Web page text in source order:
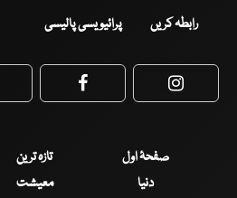
رابطہ کریں پرائیویسی پالیسی
Facebook
صفحۂ اول تازہ ترین
دنیا
معیشت